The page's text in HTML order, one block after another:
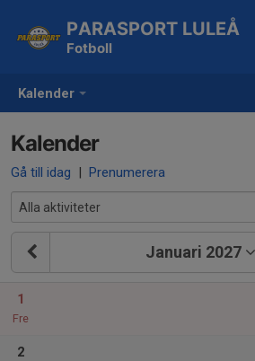
Kalender
PARASPORT LULEÅ
Fotboll
Kalender
Gå till idag | Prenumerera
Januari 2027
1
Fre
2